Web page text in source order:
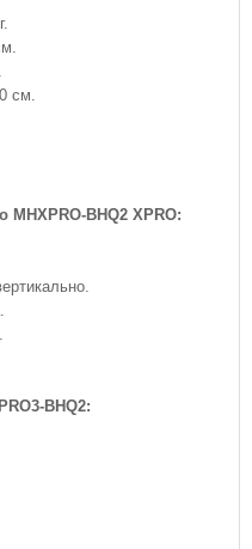
см.
MHXPRO-BHQ2 XPRO:
BHQ2: